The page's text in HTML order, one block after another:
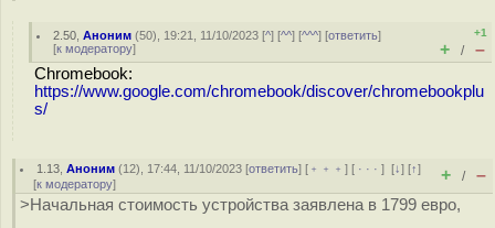
2.50 ,Аноним (50), 19:21, 11/10/2023 [^] [^^] [^^^] [ответить]
[к модератору]
+1
+ / –
Chromebook:
https://www.google.com/chromebook/discover/chromebookplu
s/
1.13 ,Аноним (12), 17:44, 11/10/2023 [ответить] [ ﹢﹢﹢] [ · · ·][↓] [↑]
[к модератору] + / –
>Начальная стоимость устройства заявлена в 1799 евро,